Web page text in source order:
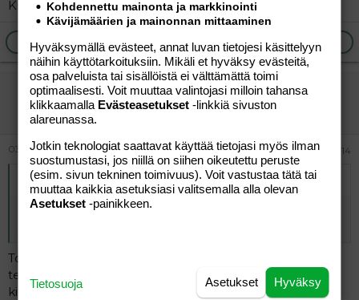
Kriitikot ihmeissään Donald Trumpin käytöksestä.”
Vastaa
Ilmoita asiaton viesti
vierailija
Vieras
03.06.2026 #14
Alkuperäinen kirjoittajavierailija:
Kommenttisi paljastaa että oletkin nyttemmin siirtynyt
Totean taas kuten monesti aiemmin ettet ole koskaan
tervettä päivää nähnyt. Sananvapauden nimissä jatka
kirjoittelua.
Kohdennettu mainonta ja markkinointi
Kävijämäärien ja mainonnan mittaaminen
Hyväksymällä evästeet, annat luvan tietojesi käsittelyyn
näihin käyttötarkoituksiin. Mikäli et hyväksy evästeitä,
osa palveluista tai sisällöistä ei välttämättä toimi
optimaalisesti. Voit muuttaa valintojasi milloin tahansa
klikkaamalla Evästeasetukset -linkkiä sivuston
alareunassa.
Jotkin teknologiat saattavat käyttää tietojasi myös ilman
suostumustasi, jos niillä on siihen oikeutettu peruste
(esim. sivun tekninen toimivuus). Voit vastustaa tätä tai
muuttaa kaikkia asetuksiasi valitsemalla alla olevan
Asetukset -painikkeen.
Hyväksy
Asetukset
Tietosuoja